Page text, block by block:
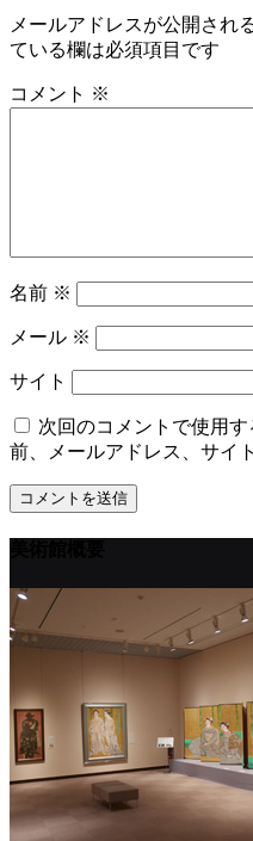
メールアドレスが公開され
ている欄は必須項目です
コメント ※
名前 ※
メール ※
サイト
次回のコメントで使用
前、メールアドレス、サイ